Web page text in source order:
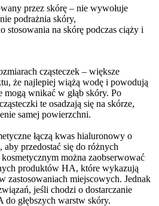
przez skórę – nie wywołuje
podrażnia skóry,
stosowania na skórę podczas ciąży i
cząsteczek – większe
że najlepiej wiążą wodę i powodują
mogą wnikać w głąb skóry. Po
te osadzają się na skórze,
samej powierzchni.
łączą kwas hialuronowy o
aby przedostać się do różnych
można zaobserwować
produktów HA, które wykazują
zastosowaniach miejscowych. Jednak
jeśli chodzi o dostarczanie
głębszych warstw skóry.